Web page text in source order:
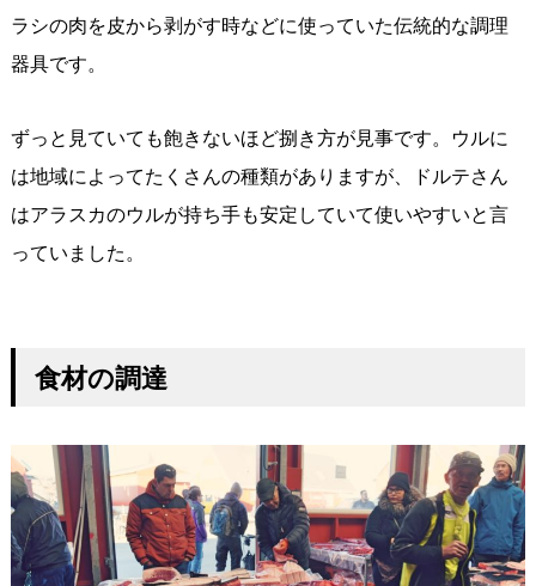
ラシの肉を皮から剥がす時などに使っていた伝統的な調理
器具です。
ずっと見ていても飽きないほど捌き方が見事です。ウルに
は地域によってたくさんの種類がありますが、ドルテさん
はアラスカのウルが持ち手も安定していて使いやすいと言
っていました。
食材の調達